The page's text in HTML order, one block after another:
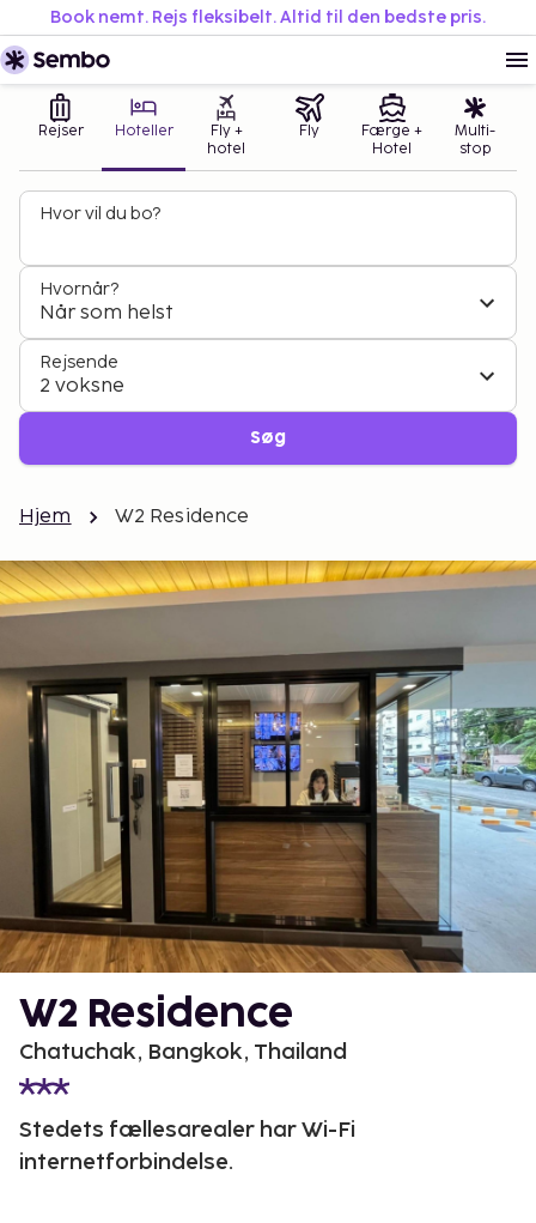
Book nemt. Rejs fleksibelt. Altid til den bedste pris.
Rejser Hoteller
Fly +
hotel
Fly
Færge +
Hotel
Multi-
stop
Hvor vil du bo?
Hvornår?
Når som helst
Rejsende
2 voksne
Søg
Hjem W2 Residence
W2 Residence
Chatuchak, Bangkok, Thailand
Stedets fællesarealer har Wi-Fi
internetforbindelse.